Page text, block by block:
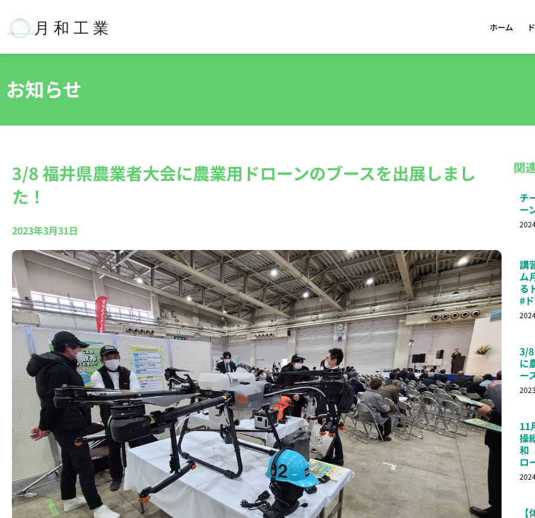
を
プ
ホーム
お知らせ
3/8 福井県農業者大会に農業用ドローンのブースを出展しまし
た！
2023年3月31日
関
チ
ー
講
ム
る
#
3/
に
ー
11
操
和
ロ